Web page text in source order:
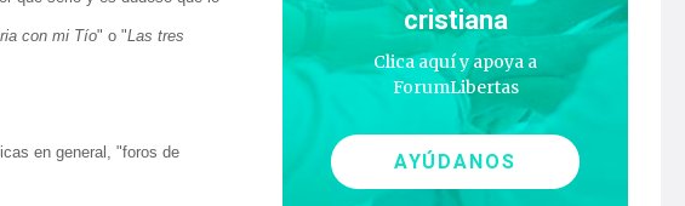
con mi Tío" o "Las tres
en general, "foros de
cristiana
Clica aquí y apoya a
ForumLibertas
AYÚDANOS